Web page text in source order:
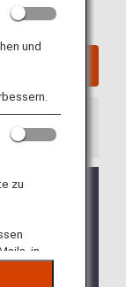
Fukuoka.
Kuko
der
den
und
zu
in